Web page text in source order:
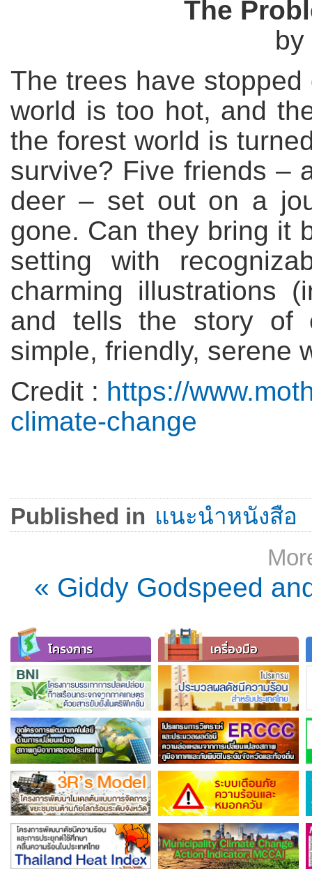
The
by
The trees have
world is too hot, and
the forest world is
survive? Five friends –
deer – set out on a
gone. Can they bring it
setting with
charming illustrations
and tells the story of
simple, friendly, serene
Credit : https://
climate-change
Published in แนะนำหนังสือ
« Giddy Godspeed
โครงการ เครื่องมือ